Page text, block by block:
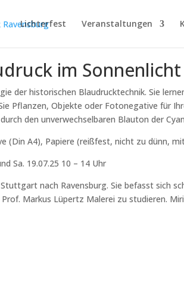
Lichterfest Veranstaltungen
im Sonnenlicht
der historischen Blaudrucktechnik. Sie
Pflanzen, Objekte oder Fotonegative für
den unverwechselbaren Blauton der
(Din A4), Papiere (reißfest, nicht zu dünn,
Sa. 19.07.25 10 – 14 Uhr
nach Ravensburg. Sie befasst sich
Markus Lüpertz Malerei zu studieren.